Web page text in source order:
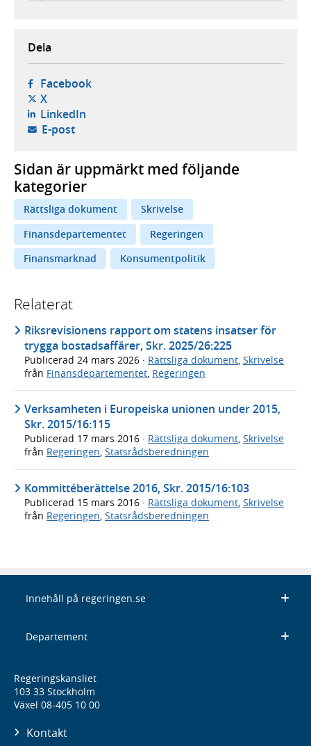
Dela
Facebook- öppnas i ny flik, extern webbplats,
X- öppnas i ny flik, extern webbplats,
LinkedIn- öppnas i ny flik, extern webbplats,
E-post- öppnar din e-postklient,
Sidan är uppmärkt med följande
kategorier
Rättsliga dokument
Skrivelse
Finansdepartementet
Regeringen
Finansmarknad
Konsumentpolitik
Relaterat
Riksrevisionens rapport om statens insatser för
trygga bostadsaffärer, Skr. 2025/26:225
Publicerad 24 mars 2026 · Rättsliga dokument Skrivelse
från Finansdepartementet Regeringen
Verksamheten i Europeiska unionen under 2015,
Skr. 2015/16:115
Publicerad 17 mars 2016 · Rättsliga dokument, Skrivelse
från Regeringen, Statsrådsberedningen
Kommittéberättelse 2016, Skr. 2015/16:103
Publicerad 15 mars 2016 · Rättsliga dokument, Skrivelse
från Regeringen, Statsrådsberedningen
Innehåll på regeringen.se
Departement
Regeringskansliet
103 33 Stockholm
Växel 08-405 10 00
Kontakt